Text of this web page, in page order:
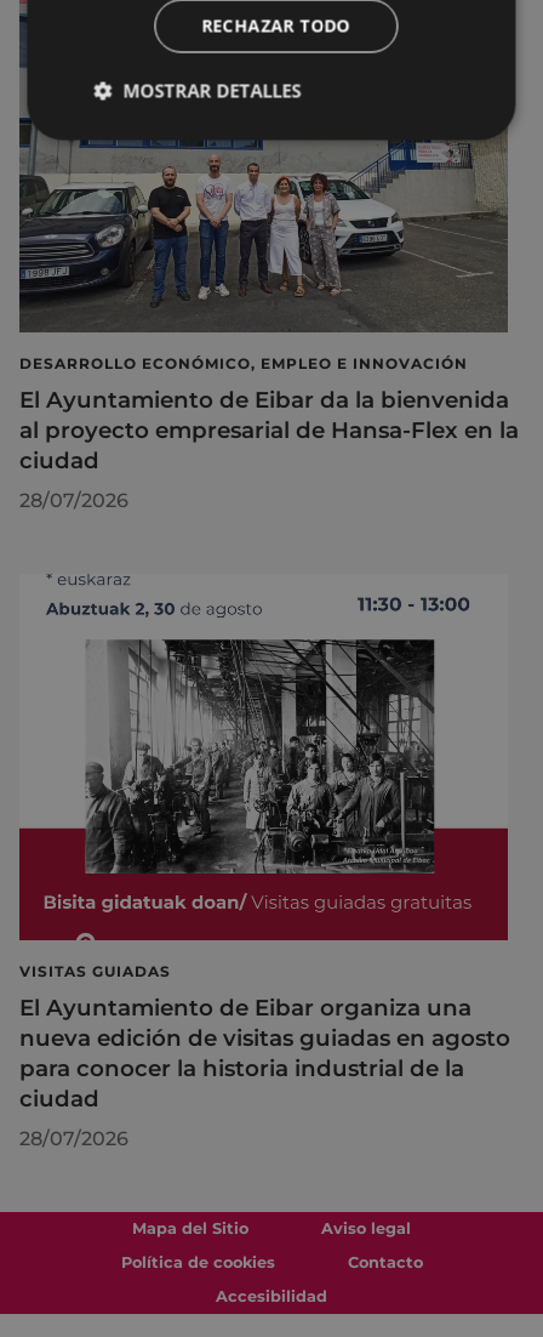
DESARROLLO ECONÓMICO, EMPLEO E INNOVACIÓN
El Ayuntamiento de Eibar da la bienvenida
al proyecto empresarial de Hansa-Flex en la
ciudad
28/07/2026
VISITAS GUIADAS
El Ayuntamiento de Eibar organiza una
nueva edición de visitas guiadas en agosto
para conocer la historia industrial de la
ciudad
28/07/2026
Mapa del Sitio
Aviso legal
Política de cookies
Contacto
Accesibilidad
RECHAZAR TODO
MOSTRAR DETALLES